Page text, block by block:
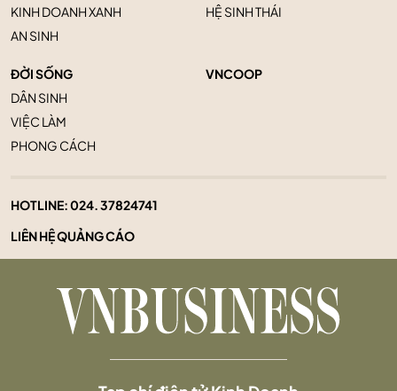
KINH DOANH XANH
AN SINH
HỆ SINH THÁI
ĐỜI SỐNG
DÂN SINH
VIỆC LÀM
PHONG CÁCH
VNCOOP
HOTLINE:024. 37824741
LIÊN HỆ QUẢNG CÁO